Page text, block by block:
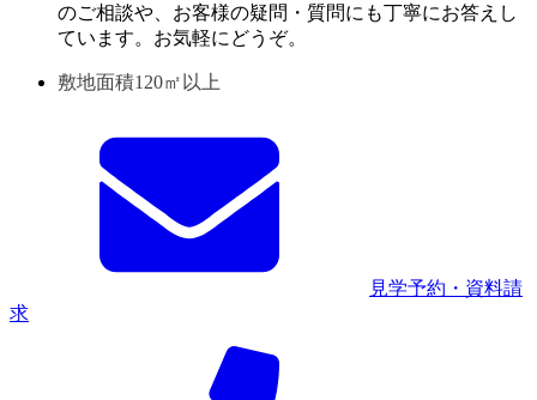
のご相談や、お客様の疑問・質問にも丁寧にお答えし
ています。お気軽にどうぞ。
敷地面積120㎡以上
見学予約・資料請
求